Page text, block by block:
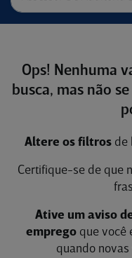
Ops! Nenhuma
busca, mas não
Altere os filtros de
Certifique-se de que
Ative um aviso
emprego que você
quando